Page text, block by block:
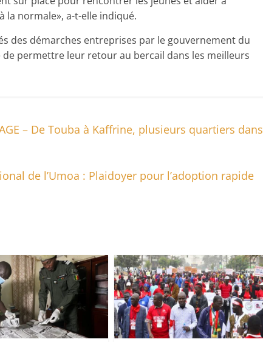
la normale», a-t-elle indiqué.
des démarches entreprises par le gouvernement du
permettre leur retour au bercail dans les meilleurs
– De Touba à Kaffrine, plusieurs quartiers dans
de l’Umoa : Plaidoyer pour l’adoption rapide